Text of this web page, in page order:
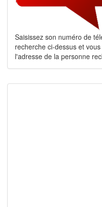
Saisissez son numéro de
recherche ci-dessus et
l'adresse de la personne